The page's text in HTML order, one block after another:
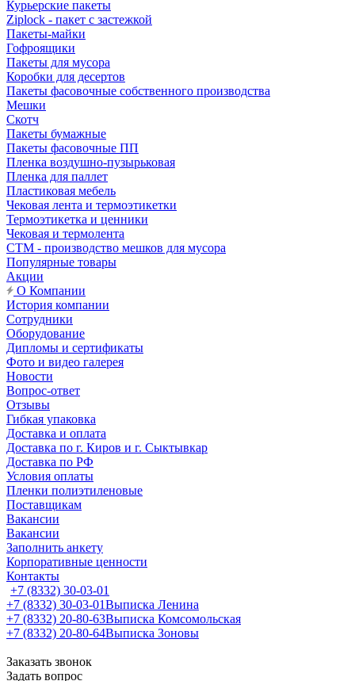
Курьерские пакеты
Ziplock - пакет с застежкой
Пакеты-майки
Гофроящики
Пакеты для мусора
Коробки для десертов
Пакеты фасовочные собственного производства
Мешки
Скотч
Пакеты бумажные
Пакеты фасовочные ПП
Пленка воздушно-пузырьковая
Пленка для паллет
Пластиковая мебель
Чековая лента и термоэтикетки
Термоэтикетка и ценники
Чековая и термолента
СТМ - производство мешков для мусора
Популярные товары
Акции
О Компании
История компании
Сотрудники
Оборудование
Дипломы и сертификаты
Фото и видео галерея
Новости
Вопрос-ответ
Отзывы
Гибкая упаковка
Доставка и оплата
Доставка по г. Киров и г. Сыктывкар
Доставка по РФ
Условия оплаты
Пленки полиэтиленовые
Поставщикам
Вакансии
Вакансии
Заполнить анкету
Корпоративные ценности
Контакты
+7 (8332) 30-03-01
+7 (8332) 30-03-01Выписка Ленина
+7 (8332) 20-80-63Выписка Комсомольская
+7 (8332) 20-80-64Выписка Зоновы
Заказать звонок
Задать вопрос